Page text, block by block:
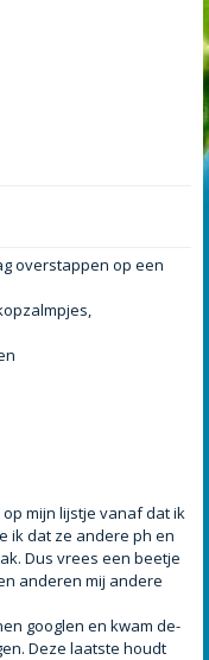
overstappen op een
mijn lijstje vanaf dat ik
ik dat ze andere ph en
Dus vrees een beetje
anderen mij andere
googlen en kwam de-
Deze laatste houdt